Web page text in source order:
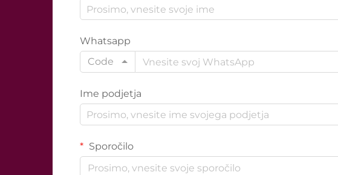
Whatsapp
Code
Ime podjetja
Sporočilo